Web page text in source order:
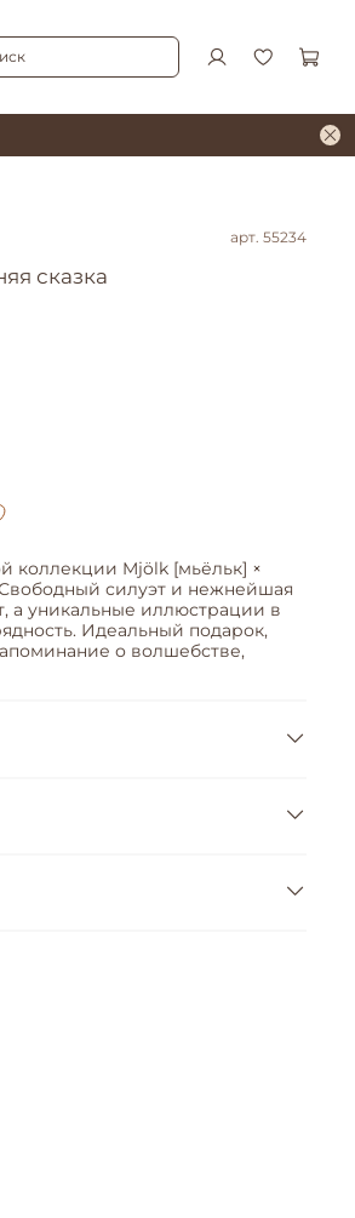
арт. 55234
сказка
коллекции Mjölk [мьёльк] ×
силуэт и нежнейшая
а уникальные иллюстрации в
Идеальный подарок,
о волшебстве,